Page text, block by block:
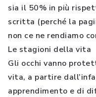
sia il 50% in più
scritta (perché la
non ce ne rendiamo
Le stagioni della vita
Gli occhi vanno
vita, a partire
apprendimento e di